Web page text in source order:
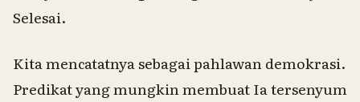
Selesai.
Kita mencatatnya sebagai pahlawan demokrasi.
Predikat yang mungkin membuat Ia tersenyum